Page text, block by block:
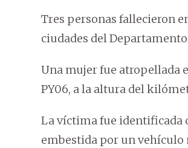
Tres personas fallecieron
ciudades del
Una mujer fue atropellada
PY06, a la altura del
La víctima fue identificada
embestida por un vehículo